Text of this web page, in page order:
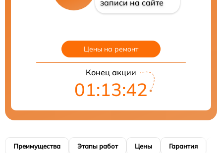
записи на сайте
Цены на ремонт
Конец акции
01:13:41
Преимущества Этапы работ Цены Гарантия